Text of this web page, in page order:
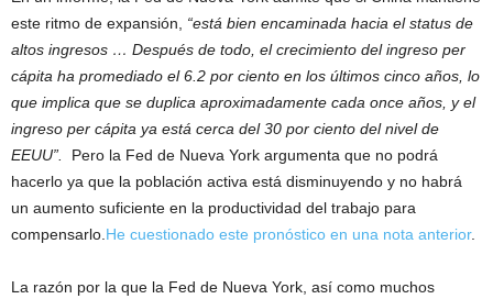
este ritmo de expansión, “está bien encaminada hacia el status de
altos ingresos … Después de todo, el crecimiento del ingreso per
cápita ha promediado el 6.2 por ciento en los últimos cinco años, lo
que implica que se duplica aproximadamente cada once años, y el
ingreso per cápita ya está cerca del 30 por ciento del nivel de
EEUU”. Pero la Fed de Nueva York argumenta que no podrá
hacerlo ya que la población activa está disminuyendo y no habrá
un aumento suficiente en la productividad del trabajo para
compensarlo. He cuestionado este pronóstico en una nota anterior.
La razón por la que la Fed de Nueva York, así como muchos